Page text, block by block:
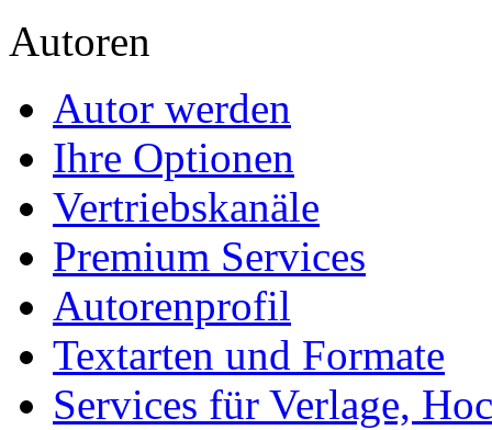
Autoren
Autor werden
Ihre Optionen
Vertriebskanäle
Premium Services
Autorenprofil
Textarten und Formate
Services für Verlage,